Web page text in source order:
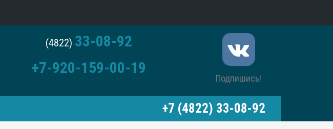
(4822) 33-08-92
+7-920-159-00-19
Подпишись!
+7 (4822) 33-08-92